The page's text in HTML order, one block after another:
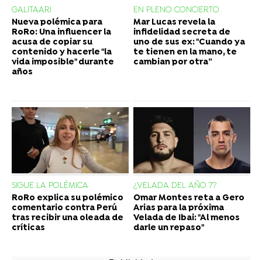
GALITAARI
Nueva polémica para
RoRo: Una influencer la
acusa de copiar su
contenido y hacerle "la
vida imposible" durante
años
EN PLENO CONCIERTO
Mar Lucas revela la
infidelidad secreta de
uno de sus ex: "Cuando ya
te tienen en la mano, te
cambian por otra”
SIGUE LA POLÉMICA
RoRo explica su polémico
comentario contra Perú
tras recibir una oleada de
críticas
¿VELADA DEL AÑO 7?
Omar Montes reta a Gero
Arias para la próxima
Velada de Ibai: "Al menos
darle un repaso"